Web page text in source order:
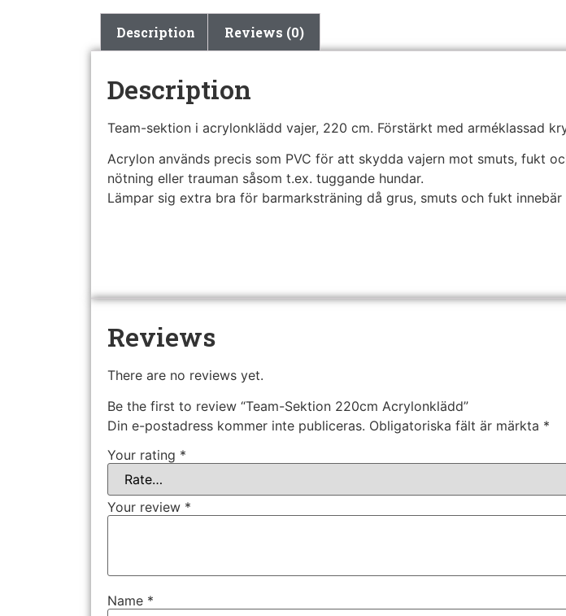
Description Reviews (0)
Description
Team-sektion i acrylonklädd vajer, 220 cm. Förstärkt med arméklassad
Acrylon används precis som PVC för att skydda vajern mot smuts, fukt
nötning eller trauman såsom t.ex. tuggande hundar.
Lämpar sig extra bra för barmarksträning då grus, smuts och fukt
Reviews
There are no reviews yet.
Be the first to review “Team-Sektion 220cm Acrylonklädd”
Din e-postadress kommer inte publiceras. Obligatoriska fält är märkta *
Your rating *
Your review *
Name *